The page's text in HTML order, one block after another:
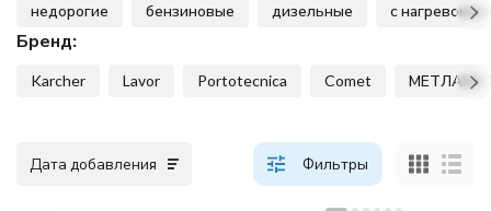
недорогие бензиновые дизельные с нагревом
Бренд:
Karcher Lavor Portotecnica Comet МЕТЛАНА
Дата добавления Фильтры